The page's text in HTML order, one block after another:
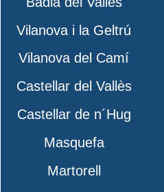
Vilanova i la Geltrú
Vilanova del Camí
Castellar del Vallès
Castellar de n´Hug
Masquefa
Martorell